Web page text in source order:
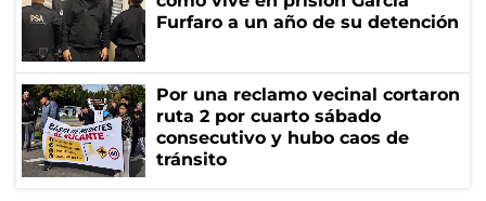
Furfaro a un año de su detención
Por una reclamo vecinal cortaron
ruta 2 por cuarto sábado
consecutivo y hubo caos de
tránsito